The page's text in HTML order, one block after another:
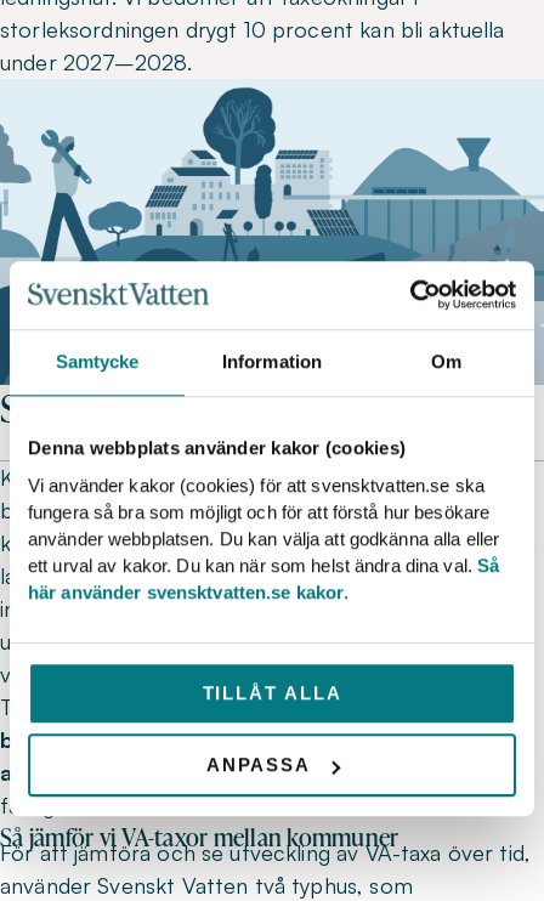
Samtycke Information Om
Denna webbplats använder kakor (cookies)
Vi använder kakor (cookies) för att svensktvatten.se ska
fungera så bra som möjligt och för att förstå hur besökare
använder webbplatsen. Du kan välja att godkänna alla eller
ett urval av kakor. Du kan när som helst ändra dina val.Så
här använder svensktvatten.se kakor.
TILLÅT ALLA
ANPASSA
storleksordningen drygt 10 procent kan bli aktuella
under 2027–2028.
Så fungerar VA-taxan
Kommunalt vatten och avlopp finansieras av dig som
bor i kommunen, inte av kommunalskatten. Det är
kommunfullmäktige som beslutar om taxans nivå, och
lagen kräver att den följer självkostnadsprincipen. Det
innebär att avgifterna ska täcka kostnader för drift,
underhåll och investeringar, men utan att generera
vinst. VA-verksamheten ska gå plus minus noll.
Taxan delas upp i två delar: en löpande
brukningsavgiftsom du betalar varje år, och en
anläggningsavgift
som betalas en gång när
fastigheten ansluts till det kommunala nätet.
Så jämför vi VA-taxor mellan kommuner
För att jämföra och se utveckling av VA-taxa över tid,
använder Svenskt Vatten två typhus, som